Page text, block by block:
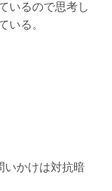
いるので思考し
いる。
いかけは対抗暗